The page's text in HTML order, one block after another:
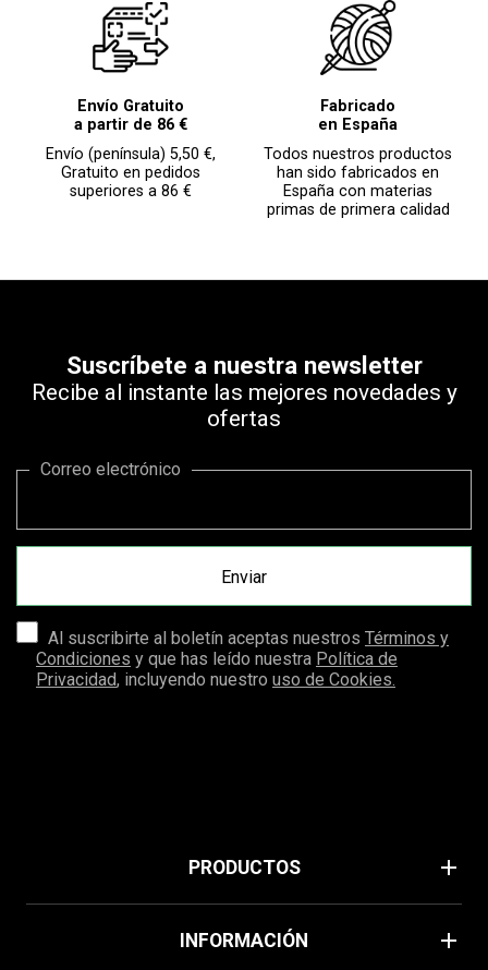
Envío Gratuito
a partir de 86 €
Envío (península) 5,50 €,
Gratuito en pedidos
superiores a 86 €
Fabricado
en España
Todos nuestros productos
han sido fabricados en
España con materias
primas de primera calidad
Suscríbete a nuestra newsletter
Recibe al instante las mejores novedades y
ofertas
Correo electrónico
Al suscribirte al boletín aceptas nuestros Términos y
Condiciones y que has leído nuestra Política de
Privacidad, incluyendo nuestro uso de Cookies.
PRODUCTOS add
Verano
INFORMACIÓN add